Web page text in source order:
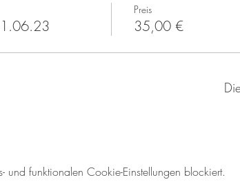
Preis
35,00 €
funktionalen Cookie-Einstellungen blockiert.